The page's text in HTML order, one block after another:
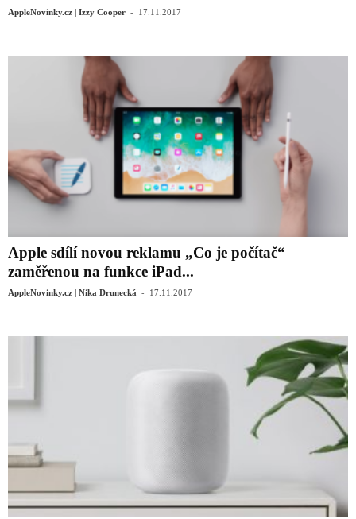
AppleNovinky.cz | Izzy Cooper - 17.11.2017
Apple sdílí novou reklamu „Co je počítač“
zaměřenou na funkce iPad...
AppleNovinky.cz | Nika Drunecká - 17.11.2017